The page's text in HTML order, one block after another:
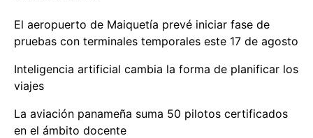
El aeropuerto de Maiquetía prevé iniciar fase de
pruebas con terminales temporales este 17 de agosto
Inteligencia artificial cambia la forma de planificar los
viajes
La aviación panameña suma 50 pilotos certificados
en el ámbito docente